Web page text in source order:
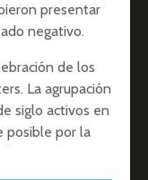
presentar
negativo.
de los
La agrupación
siglo activos en
por la